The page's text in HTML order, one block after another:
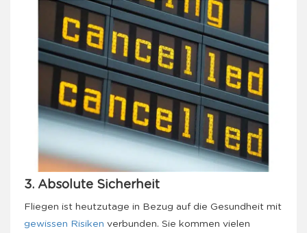
3. Absolute Sicherheit
Fliegen ist heutzutage in Bezug auf die Gesundheit mit
gewissen Risiken verbunden. Sie kommen vielen